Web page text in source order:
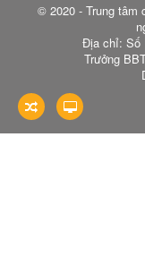
© 2020 - Trung tâm
Địa chỉ: Số
Trưởng